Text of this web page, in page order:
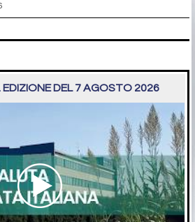
EDIZIONE DEL 7 AGOSTO 2026